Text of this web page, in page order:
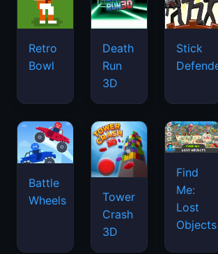
Retro
Bowl
Death
Run
3D
Stick
Battle
Wheels
Tower
Crash
3D
Find
Me:
Lost
Objects